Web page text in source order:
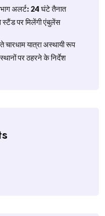
अलर्ट: 24 घंटे तैनात
पर मिलेंगी एंबुलेंस
यात्रा अस्थायी रूप
स्थानों पर ठहरने के निर्देश